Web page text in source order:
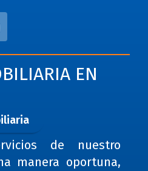
EN
de nuestro
manera oportuna,